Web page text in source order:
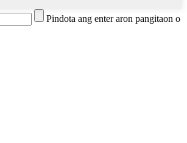
Pindota ang enter aron pangitaon o